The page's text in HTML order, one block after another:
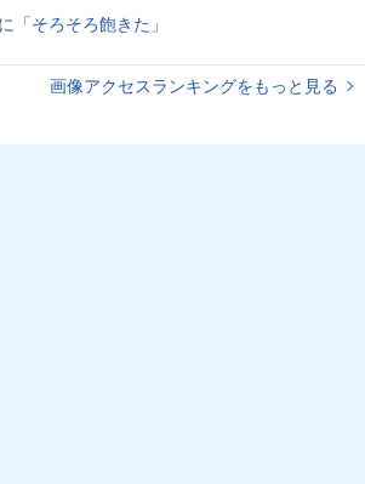
「そろそろ飽きた」
画像アクセスランキングをもっと見る